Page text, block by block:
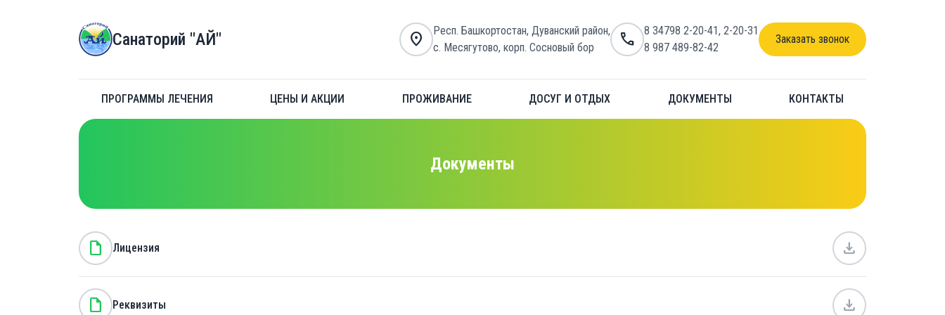
Санаторий "АЙ" location_on
Респ. Башкортостан, Дуванский район,
с. Месягутово, корп. Сосновый бор
call 8 34798 2-20-41, 2-20-31
8 987 489-82-42
Заказать звонок
ПРОГРАММЫ ЛЕЧЕНИЯ ЦЕНЫ И АКЦИИ ПРОЖИВАНИЕ ДОСУГ И ОТДЫХ ДОКУМЕНТЫ КОНТАКТЫ
Документы
note Лицензия download
note Реквизиты download